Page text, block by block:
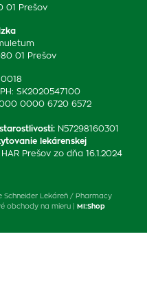
01 Prešov
01 Prešov
SK2020547100
0000 6720 6572
: N57298160301
lekárenskej
Prešov zo dňa 16.1.2024
Lekáreň / Pharmacy
obchody na mieru | MI:Shop